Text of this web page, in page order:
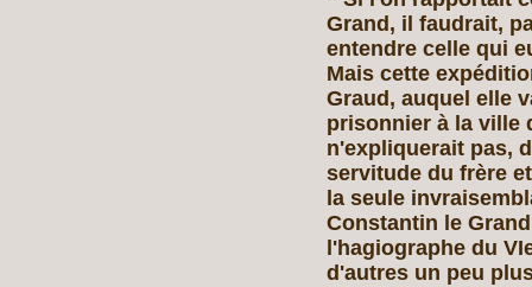
Grand, il faudrait,
entendre celle qui
Mais cette
Graud, auquel elle
prisonnier à la ville
n'expliquerait pas,
servitude du frère
la seule
Constantin le
l'hagiographe du
d'autres un peu